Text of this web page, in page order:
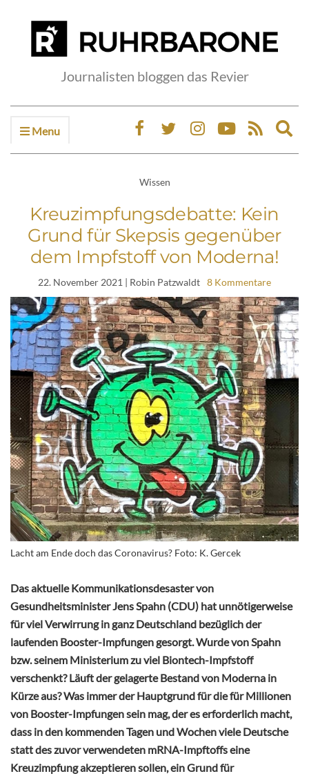
Journalisten bloggen das Revier
Menu
Wissen
Kreuzimpfungsdebatte: Kein
Grund für Skepsis gegenüber
dem Impfstoff von Moderna!
22. November 2021 | Robin Patzwaldt 8 Kommentare
Lacht am Ende doch das Coronavirus? Foto: K. Gercek
Das aktuelle Kommunikationsdesaster von
Gesundheitsminister Jens Spahn (CDU) hat unnötigerweise
für viel Verwirrung in ganz Deutschland bezüglich der
laufenden Booster-Impfungen gesorgt. Wurde von Spahn
bzw. seinem Ministerium zu viel Biontech-Impfstoff
verschenkt? Läuft der gelagerte Bestand von Moderna in
Kürze aus? Was immer der Hauptgrund für die für Millionen
von Booster-Impfungen sein mag, der es erforderlich macht,
dass in den kommenden Tagen und Wochen viele Deutsche
statt des zuvor verwendeten mRNA-Impftoffs eine
Kreuzimpfung akzeptieren sollen, ein Grund für